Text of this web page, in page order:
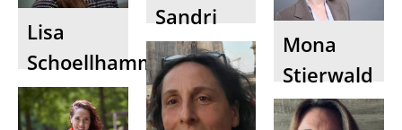
Sandri
Lisa
Schoellhammer
Mona
Stierwald